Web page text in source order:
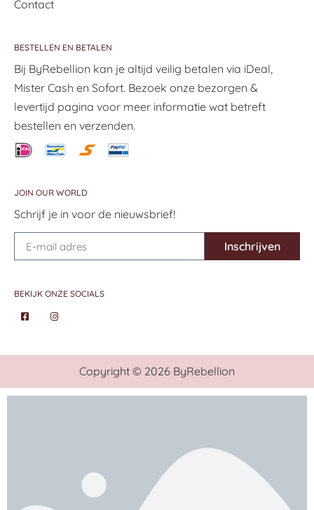
Contact
BESTELLEN EN BETALEN
Bij ByRebellion kan je altijd veilig betalen via iDeal,
Mister Cash en Sofort. Bezoek onze bezorgen &
levertijd pagina voor meer informatie wat betreft
bestellen en verzenden.
JOIN OUR WORLD
Schrijf je in voor de nieuwsbrief!
Inschrijven
BEKIJK ONZE SOCIALS
Copyright © 2026 ByRebellion